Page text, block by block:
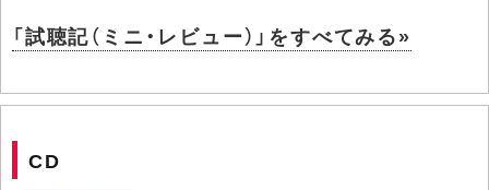
「試聴記（ミニ・レビュー）」をすべてみる»
CD